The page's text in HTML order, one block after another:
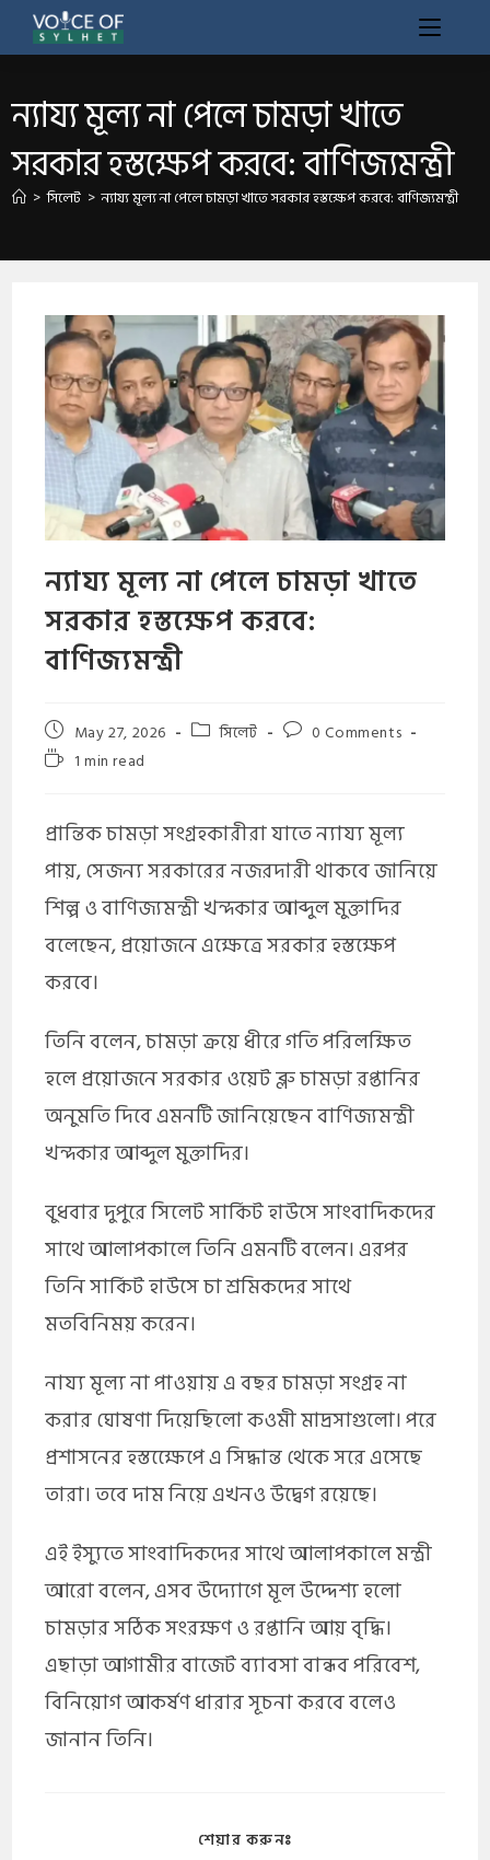
​ন্যায্য মূল্য না পেলে চামড়া খাতে
সরকার হস্তক্ষেপ করবে: বাণিজ্যমন্ত্রী
> সিলেট > ​ন্যায্য মূল্য না পেলে চামড়া খাতে সরকার হস্তক্ষেপ করবে: বাণিজ্যমন্ত্রী
​ন্যায্য মূল্য না পেলে চামড়া খাতে
সরকার হস্তক্ষেপ করবে:
বাণিজ্যমন্ত্রী
May 27, 2026 সিলেট
0 Comments
1 min read
প্রান্তিক চামড়া সংগ্রহকারীরা যাতে ন্যায্য মূল্য
পায়, সেজন্য সরকারের নজরদারী থাকবে জানিয়ে
শিল্প ও বাণিজ্যমন্ত্রী খন্দকার আব্দুল মুক্তাদির
বলেছেন, প্রয়োজনে এক্ষেত্রে সরকার হস্তক্ষেপ
করবে।
তিনি বলেন, চামড়া ক্রয়ে ধীরে গতি পরিলক্ষিত
হলে প্রয়োজনে সরকার ওয়েট ব্লু চামড়া রপ্তানির
অনুমতি দিবে এমনটি জানিয়েছেন বাণিজ্যমন্ত্রী
খন্দকার আব্দুল মুক্তাদির।
বুধবার দুপুরে সিলেট সার্কিট হাউসে সাংবাদিকদের
সাথে আলাপকালে তিনি এমনটি বলেন। এরপর
তিনি সার্কিট হাউসে চা শ্রমিকদের সাথে
মতবিনিময় করেন।
নায্য মূল্য না পাওয়ায় এ বছর চামড়া সংগ্রহ না
করার ঘোষণা দিয়েছিলো কওমী মাদ্রসাগুলো। পরে
প্রশাসনের হস্তক্ষেেপে এ সিদ্ধান্ত থেকে সরে এসেছে
তারা। তবে দাম নিয়ে এখনও উদ্বেগ রয়েছে।
এই ইস্যুতে সাংবাদিকদের সাথে আলাপকালে মন্ত্রী
আরো বলেন, এসব উদ্যোগে মূল উদ্দেশ্য হলো
চামড়ার সঠিক সংরক্ষণ ও রপ্তানি আয় বৃদ্ধি।
এছাড়া আগামীর বাজেট ব্যাবসা বান্ধব পরিবেশ,
বিনিয়োগ আকর্ষণ ধারার সূচনা করবে বলেও
জানান তিনি।
শেয়ার করুনঃ